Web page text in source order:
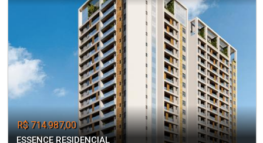
R$ 714.987,00
ESSENCE RESIDENCIAL